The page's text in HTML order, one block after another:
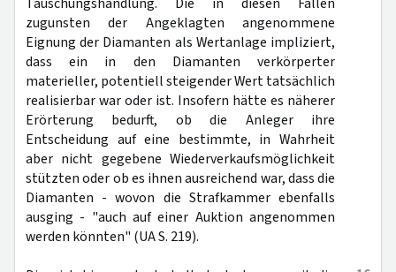
zugunsten der Angeklagten angenommene
Eignung der Diamanten als Wertanlage impliziert,
dass ein in den Diamanten verkörperter
materieller, potentiell steigender Wert tatsächlich
realisierbar war oder ist. Insofern hätte es näherer
Erörterung bedurft, ob die Anleger ihre
Entscheidung auf eine bestimmte, in Wahrheit
aber nicht gegebene Wiederverkaufsmöglichkeit
stützten oder ob es ihnen ausreichend war, dass die
Diamanten - wovon die Strafkammer ebenfalls
ausging - "auch auf einer Auktion angenommen
werden könnten" (UA S. 219).